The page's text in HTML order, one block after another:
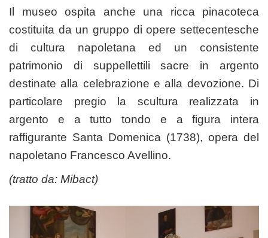
Il museo ospita anche una ricca pinacoteca
costituita da un gruppo di opere settecentesche
di cultura napoletana ed un consistente
patrimonio di suppellettili sacre in argento
destinate alla celebrazione e alla devozione. Di
particolare pregio la scultura realizzata in
argento e a tutto tondo e a figura intera
raffigurante Santa Domenica (1738), opera del
napoletano Francesco Avellino.
(tratto da: Mibact)